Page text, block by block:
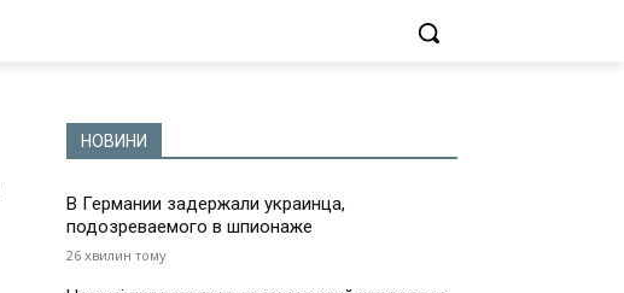
НОВИНИ
В Германии задержали украинца,
подозреваемого в шпионаже
26 хвилин тому